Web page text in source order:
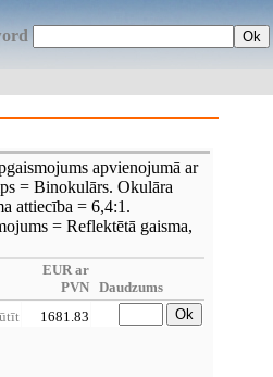
Ok
apvienojumā ar
= Binokulārs. Okulāra
attiecība = 6,4:1.
= Reflektētā gaisma,
EUR ar
PVN Daudzums
1681.83 Ok